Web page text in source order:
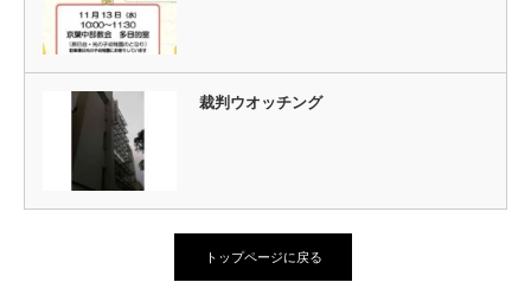
裁判ウオッチング
トップページに戻る